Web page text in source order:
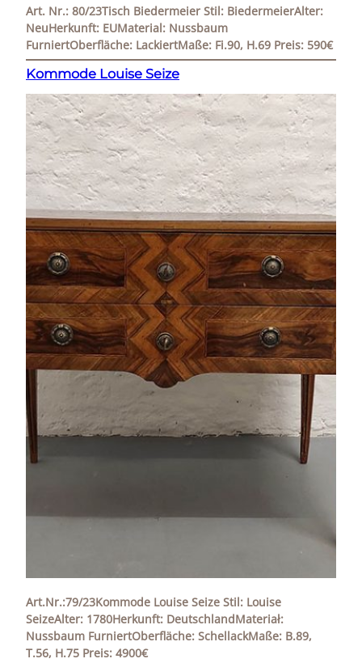
Art. Nr.: 80/23Tisch Biedermeier Stil: BiedermeierAlter:
NeuHerkunft: EUMaterial: Nussbaum
FurniertOberfläche: LackiertMaße: Fi.90, H.69 Preis: 590€
Kommode Louise Seize
Art.Nr.:79/23Kommode Louise Seize Stil: Louise
SeizeAlter: 1780Herkunft: DeutschlandMateriał:
Nussbaum FurniertOberfläche: SchellackMaße: B.89,
T.56, H.75 Preis: 4900€